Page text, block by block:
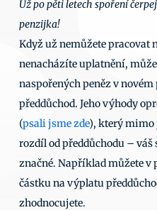
Už po pěti letech spoření
penzijka!
Když už nemůžete pracovat
nenacházíte uplatnění,
naspořených peněz v
předdůchod. Jeho výhody
(psali jsme zde), který mimo
rozdíl od předdůchodu –
značné. Například můžete v
částku na výplatu
zhodnocujete.